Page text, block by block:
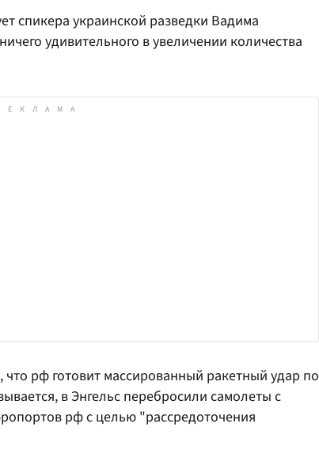
спикера украинской разведки Вадима
удивительного в увеличении количества
рф готовит массированный ракетный удар по
в Энгельс перебросили самолеты с
рф с целью "рассредоточения